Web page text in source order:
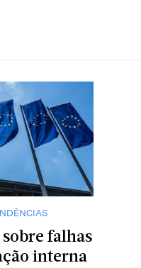
falhas
interna